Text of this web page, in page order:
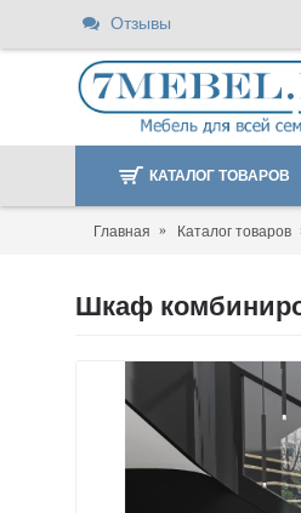
Отзывы
КАТАЛОГ ТОВАРОВ
Главная Каталог товаров
Шкаф